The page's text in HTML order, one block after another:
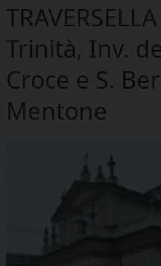
Trinità, Inv.
Croce e S.
Mentone